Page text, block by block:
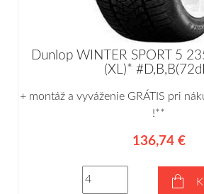
Dunlop WINTER SPORT 5
(XL)*
+ montáž a vyváženie GRÁTIS pri
!**
136,74 €